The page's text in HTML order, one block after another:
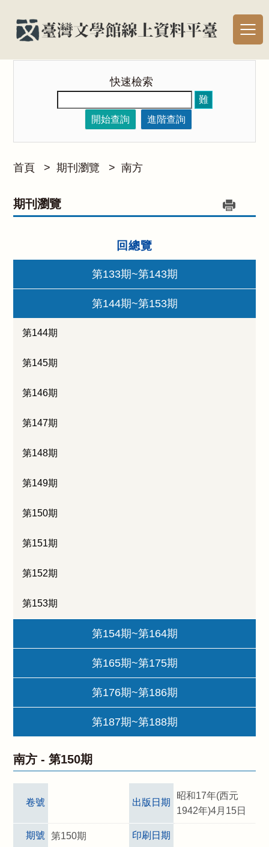
快速檢索
難
開始查詢
進階查詢
首頁 > 期刊瀏覽 > 南方
期刊瀏覽
回總覽
第133期~第143期
第144期~第153期
第144期
第145期
第146期
第147期
第148期
第149期
第150期
第151期
第152期
第153期
第154期~第164期
第165期~第175期
第176期~第186期
第187期~第188期
南方 -第150期
卷號 出版日期
昭和17年(西元
1942年)4月15日
期號 第150期 印刷日期